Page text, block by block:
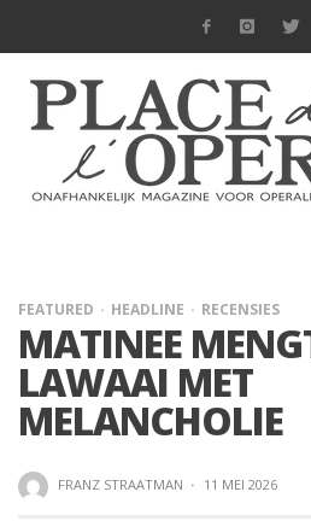
FEATURED HEADLINE RECENSIES
MATINEE
LAWAAI MET
MELANCHOLIE
FRANZ STRAATMAN · 11 MEI 2026